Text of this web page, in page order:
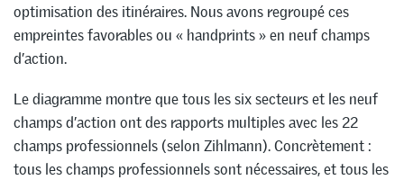
optimisation des itinéraires. Nous avons regroupé ces
empreintes favorables ou « handprints » en neuf champs
d’action.
Le diagramme montre que tous les six secteurs et les neuf
champs d’action ont des rapports multiples avec les 22
champs professionnels (selon Zihlmann). Concrètement :
tous les champs professionnels sont nécessaires, et tous les